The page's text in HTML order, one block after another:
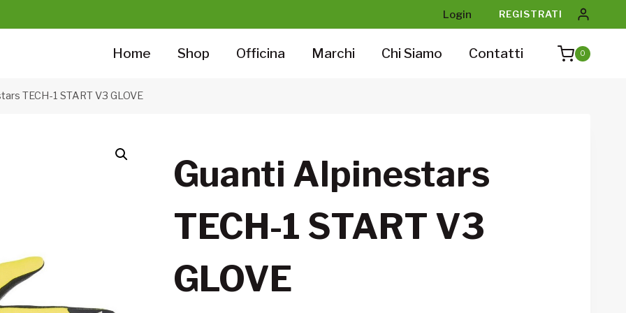
Login REGISTRATI
Home Shop Officina Marchi Chi Siamo Contatti 0
TECH-1 START V3 GLOVE
Guanti Alpinestars
TECH-1 START V3
GLOVE